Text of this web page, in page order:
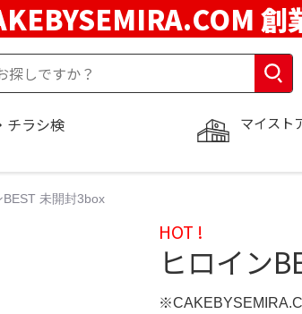
創
マイスト
チラシ検
BEST 未開封3box
HOT !
ヒロイン